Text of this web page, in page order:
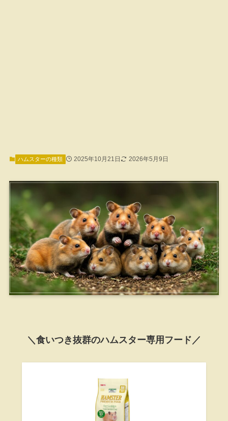
ハムスターの種類 2025年10月21日 2026年5月9日
＼食いつき抜群のハムスター専用フード／